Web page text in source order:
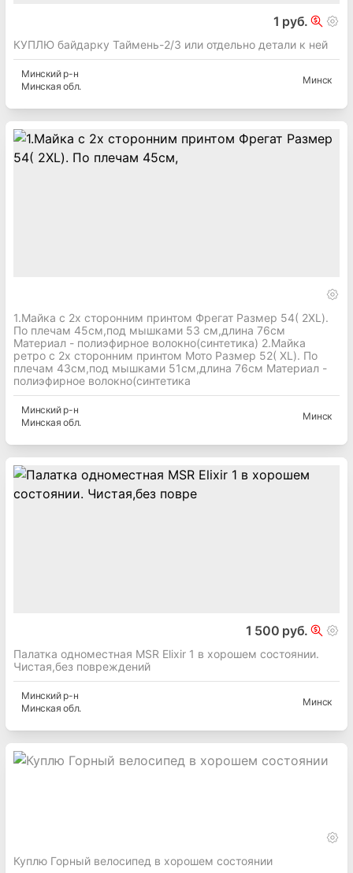
1 руб.
КУПЛЮ байдарку Таймень-2/3 или отдельно детали к ней
Минскийр-н
Минская обл.
Минск
1.Майка с 2х сторонним принтом Фрегат Размер 54( 2XL).
По плечам 45см,под мышками 53 см,длина 76см
Материал - полиэфирное волокно(синтетика) 2.Майка
ретро с 2х сторонним принтом Мото Размер 52( XL). По
плечам 43см,под мышками 51см,длина 76см Материал -
полиэфирное волокно(синтетика
Минскийр-н
Минская обл.
Минск
1 500 руб.
Палатка одноместная MSR Elixir 1 в хорошем состоянии.
Чистая,без повреждений
Минскийр-н
Минская обл.
Минск
Куплю Горный велосипед в хорошем состоянии